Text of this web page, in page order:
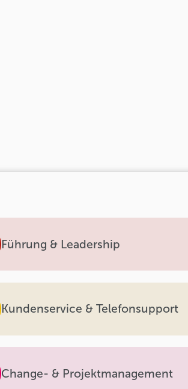
Führung & Leadership
Kundenservice & Telefonsupport
Change- & Projektmanagement